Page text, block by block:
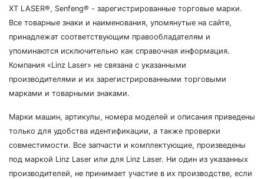
XT LASER®, Senfeng® - зарегистрированные торговые марки.
Все товарные знаки и наименования, упомянутые на сайте,
принадлежат соответствующим правообладателям и
упоминаются исключительно как справочная информация.
Компания «Linz Laser» не связана с указанными
производителями и их зарегистрированными торговыми
марками и товарными знаками.
Марки машин, артикулы, номера моделей и описания приведены
только для удобства идентификации, а также проверки
совместимости. Все запчасти и комплектующие, произведены
под маркой Linz Laser или для Linz Laser. Ни один из указанных
производителей, не принимает участие в их производстве, если